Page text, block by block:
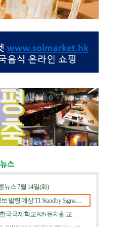
스
뉴스 7월 14일(화)